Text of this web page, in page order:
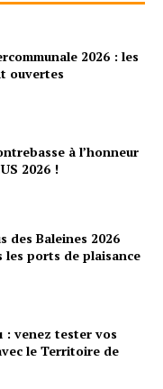
2026 : les
ouvertes
à l’honneur
2026 !
des Baleines 2026
les ports de plaisance
: venez tester vos
le Territoire de